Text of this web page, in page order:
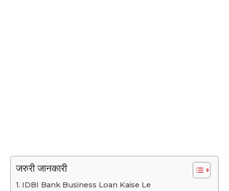
जरुरी जानकारी
IDBI Bank Business Loan Kaise Le